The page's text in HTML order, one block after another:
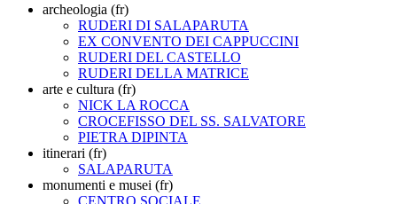
archeologia (fr)
RUDERI DI SALAPARUTA
EX CONVENTO DEI CAPPUCCINI
RUDERI DEL CASTELLO
RUDERI DELLA MATRICE
arte e cultura (fr)
NICK LA ROCCA
CROCEFISSO DEL SS. SALVATORE
PIETRA DIPINTA
itinerari (fr)
SALAPARUTA
monumenti e musei (fr)
CENTRO SOCIALE